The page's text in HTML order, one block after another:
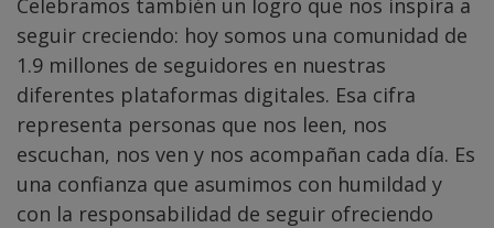
Celebramos también un logro que nos inspira a
seguir creciendo: hoy somos una comunidad de
1.9 millones de seguidores en nuestras
diferentes plataformas digitales. Esa cifra
representa personas que nos leen, nos
escuchan, nos ven y nos acompañan cada día. Es
una confianza que asumimos con humildad y
con la responsabilidad de seguir ofreciendo